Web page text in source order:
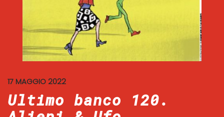
17 MAGGIO 2022
Ultimo banco 120.